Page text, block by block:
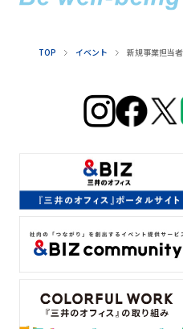
TOP イベント 新規事業担当